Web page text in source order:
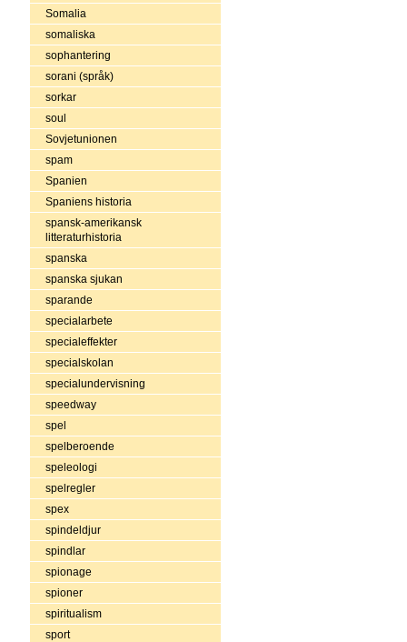
Somalia
somaliska
sophantering
sorani (språk)
sorkar
soul
Sovjetunionen
spam
Spanien
Spaniens historia
spansk-amerikansk
litteraturhistoria
spanska
spanska sjukan
sparande
specialarbete
specialeffekter
specialskolan
specialundervisning
speedway
spel
spelberoende
speleologi
spelregler
spex
spindeldjur
spindlar
spionage
spioner
spiritualism
sport